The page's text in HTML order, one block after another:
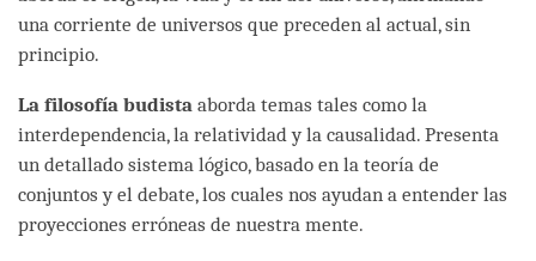
una corriente de universos que preceden al actual, sin
principio.
La filosofía budista aborda temas tales como la
interdependencia, la relatividad y la causalidad. Presenta
un detallado sistema lógico, basado en la teoría de
conjuntos y el debate, los cuales nos ayudan a entender las
proyecciones erróneas de nuestra mente.